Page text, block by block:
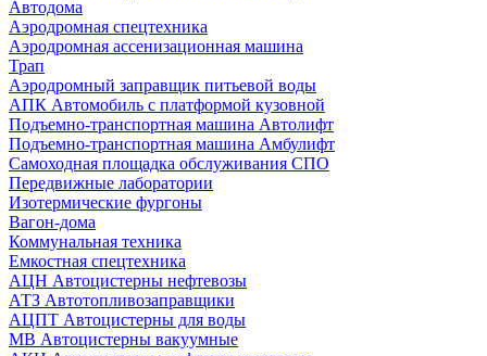
Автодома
Аэродромная спецтехника
Аэродромная ассенизационная машина
Трап
Аэродромный заправщик питьевой воды
АПК Автомобиль с платформой кузовной
Подъемно-транспортная машина Автолифт
Подъемно-транспортная машина Амбулифт
Самоходная площадка обслуживания СПО
Передвижные лаборатории
Изотермические фургоны
Вагон-дома
Коммунальная техника
Емкостная спецтехника
АЦН Автоцистерны нефтевозы
АТЗ Автотопливозаправщики
АЦПТ Автоцистерны для воды
МВ Автоцистерны вакуумные